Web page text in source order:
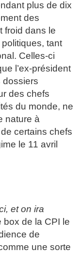
plus de dix
des
froid dans le
tant
Celles-ci
l’ex-président
dossiers
des chefs
du monde, ne
nature à
certains chefs
le 11 avril
et on ira
de la CPI le
de
une sorte